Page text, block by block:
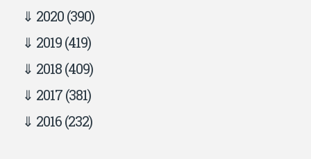
2020(390)
2019(419)
2018(409)
2017(381)
2016(232)